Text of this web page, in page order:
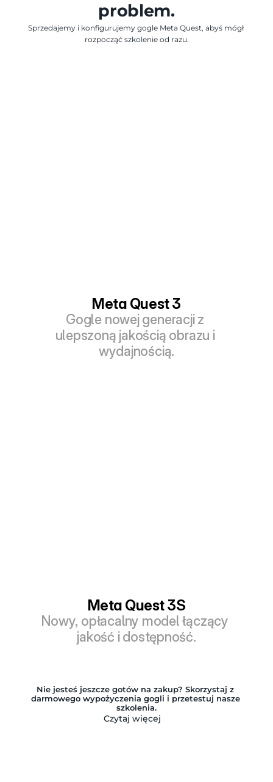
problem.
Sprzedajemy i konfigurujemy gogle Meta Quest, abyś mógł
rozpocząć szkolenie od razu.
Meta Quest 3
Gogle nowej generacji z
ulepszoną jakością obrazu i
wydajnością.
Meta Quest 3S
Nowy, opłacalny model łączący
jakość i dostępność.
Nie jesteś jeszcze gotów na zakup? Skorzystaj z
darmowego wypożyczenia gogli i przetestuj nasze
szkolenia.
Czytaj więcej